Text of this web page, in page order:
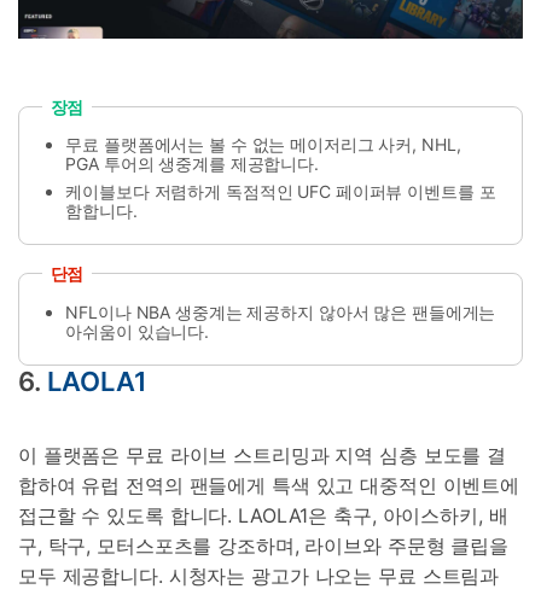
장점
무료 플랫폼에서는 볼 수 없는 메이저리그 사커, NHL,
PGA 투어의 생중계를 제공합니다.
케이블보다 저렴하게 독점적인 UFC 페이퍼뷰 이벤트를 포
함합니다.
단점
NFL이나 NBA 생중계는 제공하지 않아서 많은 팬들에게는
아쉬움이 있습니다.
6. LAOLA1
이 플랫폼은 무료 라이브 스트리밍과 지역 심층 보도를 결
합하여 유럽 전역의 팬들에게 특색 있고 대중적인 이벤트에
접근할 수 있도록 합니다. LAOLA1은 축구, 아이스하키, 배
구, 탁구, 모터스포츠를 강조하며, 라이브와 주문형 클립을
모두 제공합니다. 시청자는 광고가 나오는 무료 스트림과